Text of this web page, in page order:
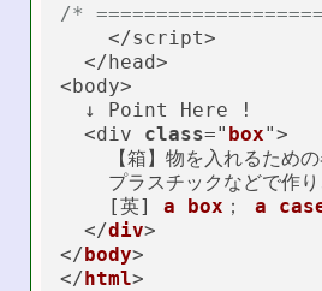
/*
    </script>
  </head>
<body>
  ↓ Point Here !
  <div
class=" box">
【箱】物を入れるため
プラスチックなどで作
    [英]
a box ； a
  </
div>
</body>
</html